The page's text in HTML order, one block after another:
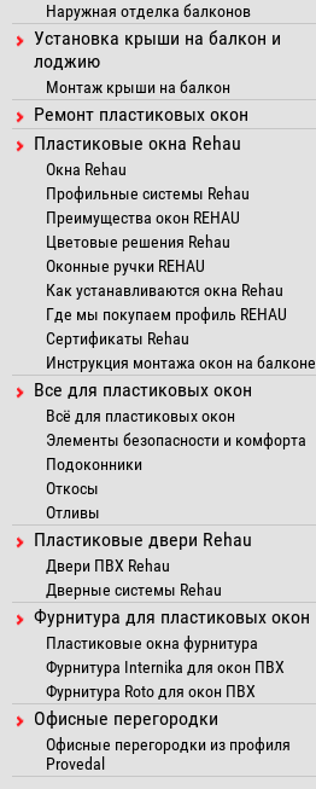
Наружная отделка балконов
Установка крыши на балкон и
лоджию
Монтаж крыши на балкон
Ремонт пластиковых окон
Пластиковые окна Rehau
Окна Rehau
Профильные системы Rehau
Преимущества окон REHAU
Цветовые решения Rehau
Оконные ручки REHAU
Как устанавливаются окна Rehau
Где мы покупаем профиль REHAU
Сертификаты Rehau
Инструкция монтажа окон на балконе
Все для пластиковых окон
Всё для пластиковых окон
Элементы безопасности и комфорта
Подоконники
Откосы
Отливы
Пластиковые двери Rehau
Двери ПВХ Rehau
Дверные системы Rehau
Фурнитура для пластиковых окон
Пластиковые окна фурнитура
Фурнитура Internika для окон ПВХ
Фурнитура Roto для окон ПВХ
Офисные перегородки
Офисные перегородки из профиля
Provedal